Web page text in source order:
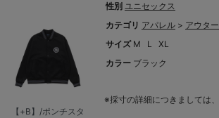
【+B】/ポンチスタ
性別 ユニセックス
カテゴリ アパレル > アウター
サイズ M L
XL
カラー ブラック
※採寸の詳細につきましては、